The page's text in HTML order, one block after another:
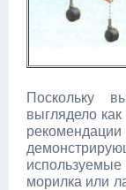
Поскольку
выглядело
морилка или